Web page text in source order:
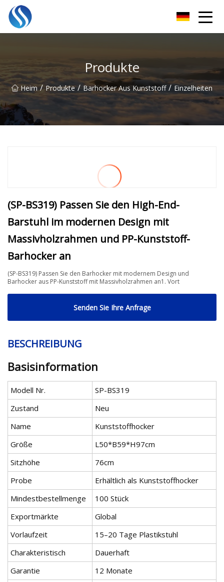
Produkte
Heim / Produkte / Barhocker Aus Kunststoff / Einzelheiten
(SP-BS319) Passen Sie den High-End-
Barstuhl im modernen Design mit
Massivholzrahmen und PP-Kunststoff-
Barhocker an
(SP-BS319) Passen Sie den Barhocker mit modernem Design und
Barhocker aus PP-Kunststoff mit Massivholzrahmen an1. Vort
Senden Sie Ihre Anfrage
BESCHREIBUNG
Basisinformation
Modell Nr.
SP-BS319
Zustand
Neu
Name
Kunststoffhocker
Größe
L50*B59*H97cm
Sitzhöhe
76cm
Probe
Erhältlich als Kunststoffhocker
Mindestbestellmenge
100 Stück
Exportmärkte
Global
Vorlaufzeit
15–20 Tage Plastikstuhl
Charakteristisch
Dauerhaft
Garantie
12 Monate